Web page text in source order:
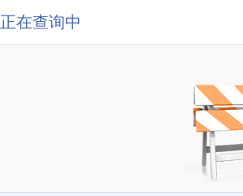
正在查询中